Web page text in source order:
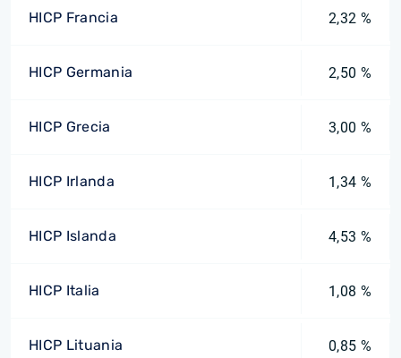
HICP Francia 2,32 %
HICP Germania 2,50 %
HICP Grecia 3,00 %
HICP Irlanda 1,34 %
HICP Islanda 4,53 %
HICP Italia 1,08 %
HICP Lituania 0,85 %